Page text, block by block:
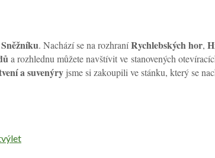
. Nachází se na rozhraníRychlebských hor,
a rozhlednu můžete navštívit ve stanovených
a suvenýry jsme si zakoupili ve stánku, který se
výlet